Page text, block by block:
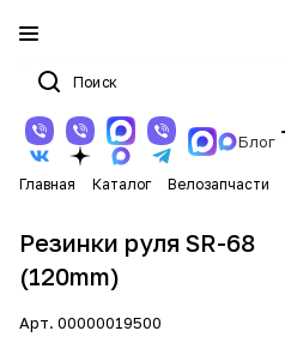
Блог
Главная Каталог Велозапчасти
Резинки руля SR-68
(120mm)
Арт. 00000019500